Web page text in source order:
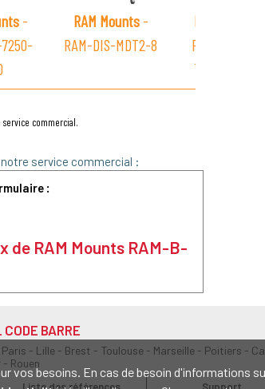
vos besoins. En cas de besoin d'informations
-
RAM Mounts-
RAM-DIS-MDT2-8
RAM Mounts
RAM-B-316-18-
TRA1-202-225
commercial.
service commercial :
:
de RAM Mounts RAM-B-
BARRE
- Lille - Brest - Toulouse - Marseille - Poitiers -
Rouen